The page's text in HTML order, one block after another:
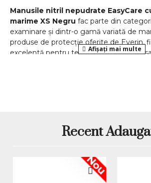
Manusile nitril nepudrate EasyCare
marime XS Negru fac parte din
examinare și dintr-o gamă variată de
produse de protecție oferite de Everin,
excelentă pentru tehnicienii de unghii,
profesional sau personal.
Produsul este listat ca manusi de
negru. Nitrilul oferă o rezistență
latexului sau vinilului, fiind ideal pentru
Recent
Nou